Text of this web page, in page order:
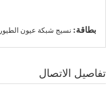
بطاقة: نسيج شبكة عيون الطيور
تفاصيل الاتصال